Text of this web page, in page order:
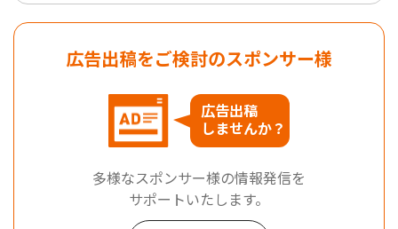
広告出稿をご検討のスポンサー様
広告出稿
しませんか？
多様なスポンサー様の情報発信を
サポートいたします。